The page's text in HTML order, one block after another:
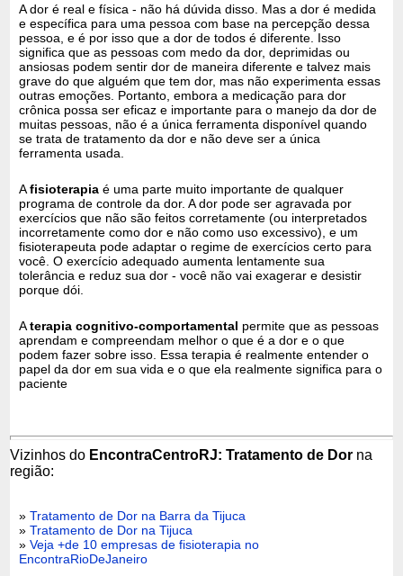
A dor é real e física - não há dúvida disso. Mas a dor é medida
e específica para uma pessoa com base na percepção dessa
pessoa, e é por isso que a dor de todos é diferente. Isso
significa que as pessoas com medo da dor, deprimidas ou
ansiosas podem sentir dor de maneira diferente e talvez mais
grave do que alguém que tem dor, mas não experimenta essas
outras emoções. Portanto, embora a medicação para dor
crônica possa ser eficaz e importante para o manejo da dor de
muitas pessoas, não é a única ferramenta disponível quando
se trata de tratamento da dor e não deve ser a única
ferramenta usada.
Afisioterapia é uma parte muito importante de qualquer
programa de controle da dor. A dor pode ser agravada por
exercícios que não são feitos corretamente (ou interpretados
incorretamente como dor e não como uso excessivo), e um
fisioterapeuta pode adaptar o regime de exercícios certo para
você. O exercício adequado aumenta lentamente sua
tolerância e reduz sua dor - você não vai exagerar e desistir
porque dói.
Aterapia cognitivo-comportamental permite que as pessoas
aprendam e compreendam melhor o que é a dor e o que
podem fazer sobre isso. Essa terapia é realmente entender o
papel da dor em sua vida e o que ela realmente significa para o
paciente
Vizinhos do EncontraCentroRJ: Tratamento de Dor na
região:
»Tratamento de Dor na Barra da Tijuca
»Tratamento de Dor na Tijuca
»Veja +de 10 empresas de fisioterapia no
EncontraRioDeJaneiro